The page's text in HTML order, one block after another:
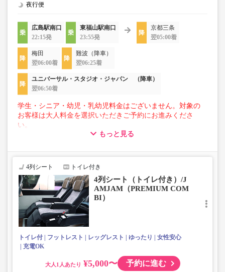
夜行便
広島駅南口
22:15発
東福山駅南口
23:55発
京都三条
翌05:00着
梅田
翌06:00着
難波（降車）
翌06:25着
ユニバーサル・スタジオ・ジャパン （降車）
翌06:50着
学生・シニア・幼児・乳幼児料金はございません。対象の
お客様は大人料金を選択いただきご予約にお進みくださ
い。
■トランクにてお預かりできる荷物
・3辺合計160cm以内、かつ10kg以下のものをおひとり様1
■お預かりできない荷物（貴重品以外は車内持ち込みも不
可）
楽器・自転車（折りたたみ含む）・ボード等の大きな荷
物、壊れ物、危険物、貴重品、ペット、
上記「トランクにてお預かりできる荷物」の条件を満たさ
もっと見る
4列シート トイレ付き
4列シート（トイレ付き）/J
AMJAM（PREMIUM COM
BI）
トイレ付 フットレスト レッグレスト ゆったり
女性安心
充電OK
大人 ¥5,000〜 予約に進む